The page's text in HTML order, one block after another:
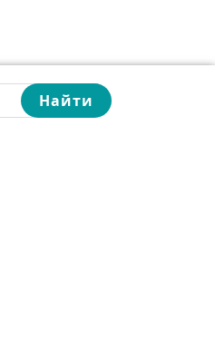
Найти